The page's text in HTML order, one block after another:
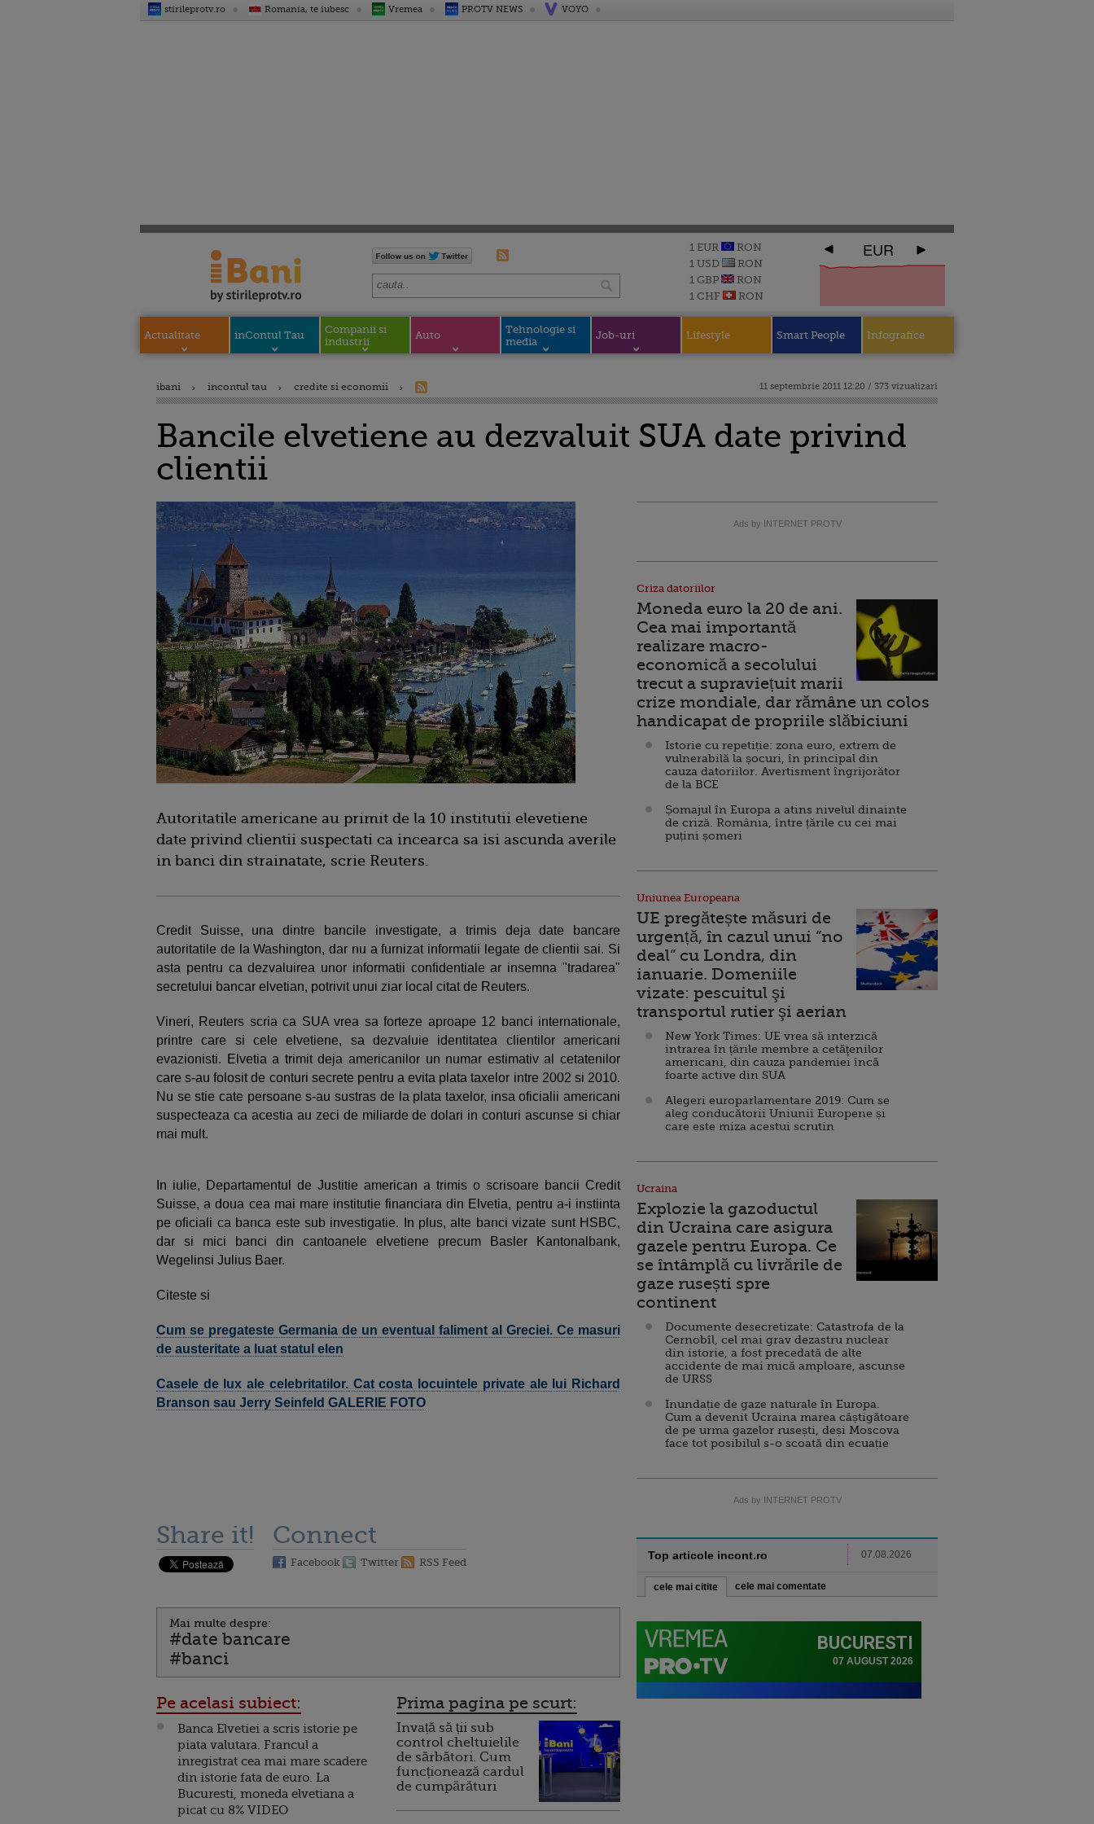
stirileprotv.ro Romania, te iubesc Vremea PROTV NEWS VOYO
1 EUR
RON
1 USD
RON
1 GBP
RON
1 CHF
RON
EUR
Actualitate inContul Tau
Companii si
industrii
Auto
Tehnologie si
media
Job-uri Lifestyle Smart People Infografice
ibani incontul tau credite si economii 11 septembrie 2011 12:20 / 373 vizualizari
Bancile elvetiene au dezvaluit SUA date privind
clientii
Autoritatile americane au primit de la 10 institutii elevetiene
date privind clientii suspectati ca incearca sa isi ascunda averile
in banci din strainatate, scrie Reuters.
Credit Suisse, una dintre bancile investigate, a trimis deja date bancare
autoritatile de la Washington, dar nu a furnizat informatii legate de clientii sai. Si
asta pentru ca dezvaluirea unor informatii confidentiale ar insemna "tradarea"
secretului bancar elvetian, potrivit unui ziar local citat de Reuters.
Vineri, Reuters scria ca SUA vrea sa forteze aproape 12 banci internationale,
printre care si cele elvetiene, sa dezvaluie identitatea clientilor americani
evazionisti. Elvetia a trimit deja americanilor un numar estimativ al cetatenilor
care s-au folosit de conturi secrete pentru a evita plata taxelor intre 2002 si 2010.
Nu se stie cate persoane s-au sustras de la plata taxelor, insa oficialii americani
suspecteaza ca acestia au zeci de miliarde de dolari in conturi ascunse si chiar
mai mult.
In iulie, Departamentul de Justitie american a trimis o scrisoare bancii Credit
Suisse, a doua cea mai mare institutie financiara din Elvetia, pentru a-i instiinta
pe oficiali ca banca este sub investigatie. In plus, alte banci vizate sunt HSBC,
dar si mici banci din cantoanele elvetiene precum Basler Kantonalbank,
Wegelinsi Julius Baer.
Citeste si
Cum se pregateste Germania de un eventual faliment al Greciei. Ce masuri
de austeritate a luat statul elen
Casele de lux ale celebritatilor. Cat costa locuintele private ale lui Richard
Branson sau Jerry Seinfeld GALERIE FOTO
Share it! Connect
Facebook Twitter RSS Feed
Mai multe despre:
#date bancare
#banci
Pe acelasi subiect:
Banca Elvetiei a scris istorie pe
piata valutara. Francul a
inregistrat cea mai mare scadere
din istorie fata de euro. La
Bucuresti, moneda elvetiana a
picat cu 8% VIDEO
Prima pagina pe scurt:
Invață să ții sub
control cheltuielile
de sărbători. Cum
funcționează cardul
de cumpărături
Ads by INTERNET PROTV
Criza datoriilor
Moneda euro la 20 de ani.
Cea mai importantă
realizare macro-
economică a secolului
trecut a supraviețuit marii
crize mondiale, dar rămâne un colos
handicapat de propriile slăbiciuni
Istorie cu repetiție: zona euro, extrem de
vulnerabilă la șocuri, în principal din
cauza datoriilor. Avertisment îngrijorător
de la BCE
Șomajul în Europa a atins nivelul dinainte
de criză. România, între țările cu cei mai
puțini șomeri
Uniunea Europeana
UE pregătește măsuri de
urgență, în cazul unui ”no
deal” cu Londra, din
ianuarie. Domeniile
vizate: pescuitul şi
transportul rutier şi aerian
New York Times: UE vrea să interzică
intrarea în țările membre a cetăţenilor
americani, din cauza pandemiei încă
foarte active din SUA
Alegeri europarlamentare 2019: Cum se
aleg conducătorii Uniunii Europene și
care este miza acestui scrutin
Ucraina
Explozie la gazoductul
din Ucraina care asigura
gazele pentru Europa. Ce
se întâmplă cu livrările de
gaze rusești spre
continent
Documente desecretizate: Catastrofa de la
Cernobîl, cel mai grav dezastru nuclear
din istorie, a fost precedată de alte
accidente de mai mică amploare, ascunse
de URSS
Inundație de gaze naturale în Europa.
Cum a devenit Ucraina marea câștigătoare
de pe urma gazelor rusești, deși Moscova
face tot posibilul s-o scoată din ecuație
Ads by INTERNET PROTV
Top articole incont.ro 07.08.2026
cele mai citite cele mai comentate